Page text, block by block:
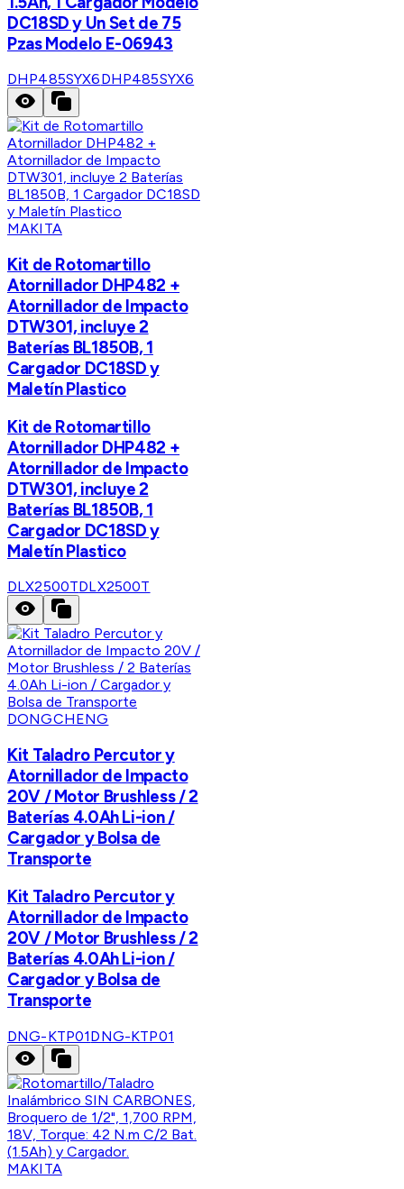
DC18SD y Un Set de 75
Pzas Modelo E-06943
DHP485SYX6DHP485SYX6
MAKITA
Kit de Rotomartillo
Atornillador DHP482 +
Atornillador de Impacto
DTW301, incluye 2
Baterías BL1850B, 1
Cargador DC18SD y
Maletín Plastico
Kit de Rotomartillo
Atornillador DHP482 +
Atornillador de Impacto
DTW301, incluye 2
Baterías BL1850B, 1
Cargador DC18SD y
Maletín Plastico
DLX2500TDLX2500T
DONGCHENG
Kit Taladro Percutor y
Atornillador de Impacto
20V / Motor Brushless / 2
Baterías 4.0Ah Li-ion /
Cargador y Bolsa de
Transporte
Kit Taladro Percutor y
Atornillador de Impacto
20V / Motor Brushless / 2
Baterías 4.0Ah Li-ion /
Cargador y Bolsa de
Transporte
DNG-KTP01DNG-KTP01
MAKITA